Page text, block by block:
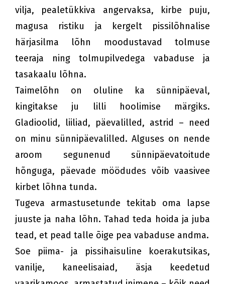
vilja, pealetükkiva angervaksa, kirbe puju,
magusa ristiku ja kergelt pissilõhnalise
härjasilma lõhn moodustavad tolmuse
teeraja ning tolmupilvedega vabaduse ja
tasakaalu lõhna.
Taimelõhn on oluline ka sünnipäeval,
kingitakse ju lilli hoolimise märgiks.
Gladioolid, liiliad, päevalilled, astrid – need
on minu sünnipäevalilled. Alguses on nende
aroom segunenud sünnipäevatoitude
hõnguga, päevade möödudes võib vaasivee
kirbet lõhna tunda.
Tugeva armastusetunde tekitab oma lapse
juuste ja naha lõhn. Tahad teda hoida ja juba
tead, et pead talle õige pea vabaduse andma.
Soe piima- ja pissihaisuline koerakutsikas,
vanilje, kaneelisaiad, äsja keedetud